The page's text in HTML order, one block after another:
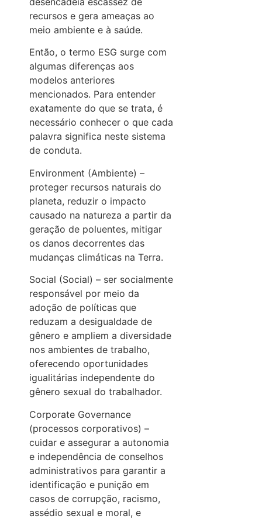
recursos e gera ameaças ao
meio ambiente e à saúde.
Então, o termo ESG surge com
algumas diferenças aos
modelos anteriores
mencionados. Para entender
exatamente do que se trata, é
necessário conhecer o que cada
palavra significa neste sistema
de conduta.
Environment (Ambiente) –
proteger recursos naturais do
planeta, reduzir o impacto
causado na natureza a partir da
geração de poluentes, mitigar
os danos decorrentes das
mudanças climáticas na Terra.
Social (Social) – ser socialmente
responsável por meio da
adoção de políticas que
reduzam a desigualdade de
gênero e ampliem a diversidade
nos ambientes de trabalho,
oferecendo oportunidades
igualitárias independente do
gênero sexual do trabalhador.
Corporate Governance
(processos corporativos) –
cuidar e assegurar a autonomia
e independência de conselhos
administrativos para garantir a
identificação e punição em
casos de corrupção, racismo,
assédio sexual e moral, e